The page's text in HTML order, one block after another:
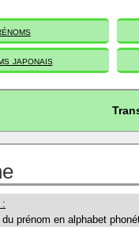
japonais
:
prénom en alphabet